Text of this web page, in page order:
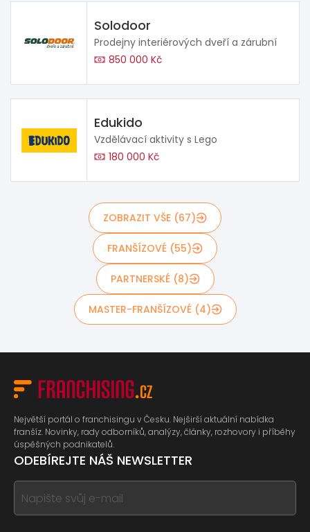
Solodoor
Prodejny interiérových dveří a zárubní
850 000 Kč
Edukido
Vzdělávací aktivity s Lego
180 000 Kč
ZOBRAZIT VŠE (67)
FRANŠÍZOVÉ (55)
PARTNERSKÉ (8)
MASTER-FRANŠÍZOVÉ (4)
Největší portál o franchisingu v Česku. Nejširší aktuální nabídka
franšíz. Novinky, rady odborníků, analýzy, články, rozhovory i příběhy
úspěšných podnikatelů.
ODEBÍREJTE NÁŠ NEWSLETTER
If
you